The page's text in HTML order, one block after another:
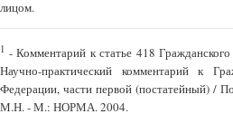
лицом.
1 - Комментарий к статье 418
Научно-практический комментарий к
Федерации, части первой (постатейный) /
М.Н. - М.: НОРМА. 2004.